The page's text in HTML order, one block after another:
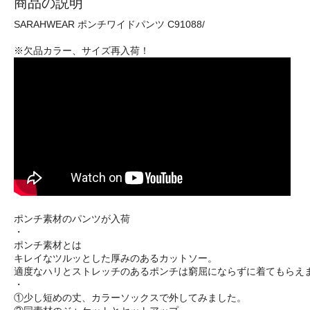
SARAHWEAR ポンチワイドパンツ C91088/
※欠品カラー、サイズ再入荷！
ポンチ素材のパンツが入荷
・
ポンチ素材とは
キレイなツルッとした厚みのあるカットソー。
適度なハリとストレッチのあるポンチは窮屈にならずに着てもらえ
・
①少し短めの丈、カラーソックスで外してみました。